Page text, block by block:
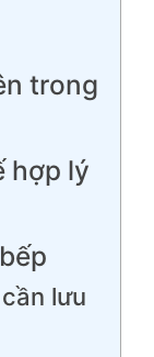
trong
hợp lý
lưu